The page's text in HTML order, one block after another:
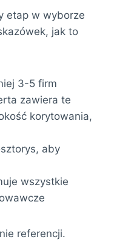
etap w wyborze
jak to
3-5 firm
zawiera te
korytowania,
aby
wszystkie
referencji.